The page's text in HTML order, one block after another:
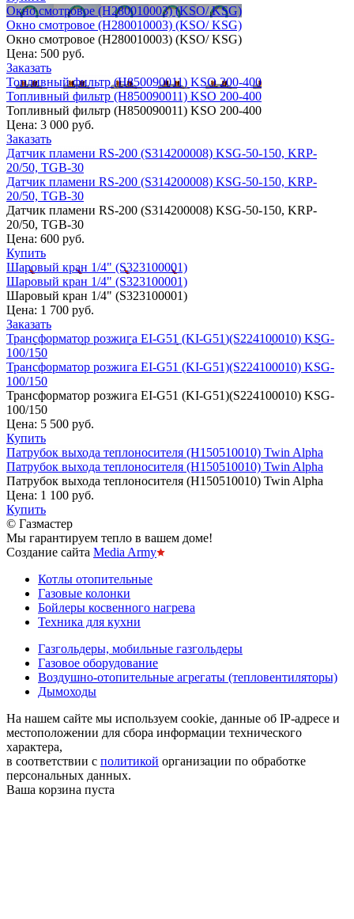
Окно смотровое (H280010003) (KSO/ KSG)
Окно смотровое (H280010003) (KSO/ KSG)
Окно смотровое (H280010003) (KSO/ KSG)
Цена: 500 руб.
Заказать
Топливный фильтр (H850090011) KSO 200-400
Топливный фильтр (H850090011) KSO 200-400
Топливный фильтр (H850090011) KSO 200-400
Цена: 3 000 руб.
Заказать
Датчик пламени RS-200 (S314200008) KSG-50-150, KRP-
20/50, TGB-30
Датчик пламени RS-200 (S314200008) KSG-50-150, KRP-
20/50, TGB-30
Датчик пламени RS-200 (S314200008) KSG-50-150, KRP-
20/50, TGB-30
Цена: 600 руб.
Купить
Шаровый кран 1/4" (S323100001)
Шаровый кран 1/4" (S323100001)
Шаровый кран 1/4" (S323100001)
Цена: 1 700 руб.
Заказать
Трансформатор розжига EI-G51 (KI-G51)(S224100010) KSG-
100/150
Трансформатор розжига EI-G51 (KI-G51)(S224100010) KSG-
100/150
Трансформатор розжига EI-G51 (KI-G51)(S224100010) KSG-
100/150
Цена: 5 500 руб.
Купить
Патрубок выхода теплоносителя (H150510010) Twin Alpha
Патрубок выхода теплоносителя (H150510010) Twin Alpha
Патрубок выхода теплоносителя (H150510010) Twin Alpha
Цена: 1 100 руб.
Купить
© Газмастер
Мы гарантируем тепло в вашем доме!
Создание сайта Media Army
Котлы отопительные
Газовые колонки
Бойлеры косвенного нагрева
Техника для кухни
Газгольдеры, мобильные газгольдеры
Газовое оборудование
Воздушно-отопительные агрегаты (тепловентиляторы)
Дымоходы
На нашем сайте мы используем cookie, данные об IP-адресе и
местоположении для сбора информации технического
характера,
в соответствии с политикой организации по обработке
персональных данных.
Ваша корзина пуста